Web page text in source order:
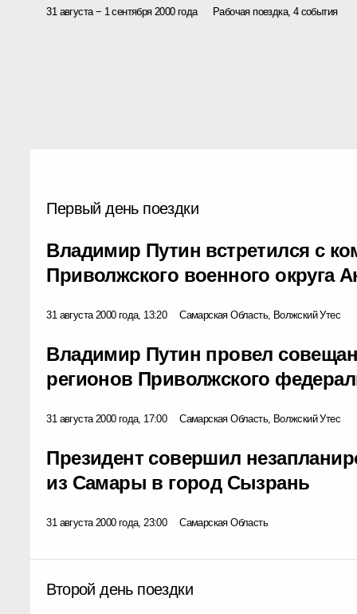
31 августа − 1 сентября 2000 года Рабочая поездка, 4 события
Первый день поездки
Владимир Путин встретился с
Приволжского военного округа
31 августа 2000 года, 13:20 Самарская Область, Волжский Утес
Владимир Путин провел
регионов Приволжского
31 августа 2000 года, 17:00 Самарская Область, Волжский Утес
Президент совершил
из Самары в город Сызрань
31 августа 2000 года, 23:00 Самарская Область
Второй день поездки